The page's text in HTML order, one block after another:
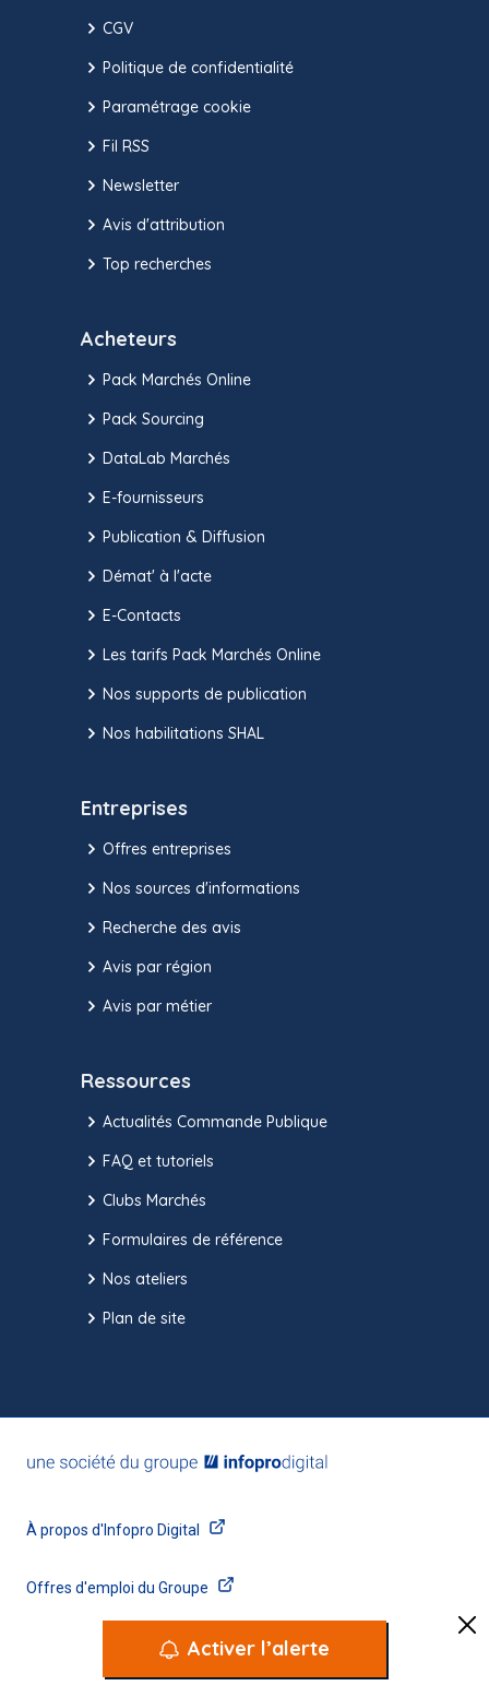
Activer l’alerte
CGV
Politique de confidentialité
Paramétrage cookie
Fil RSS
Newsletter
Avis d'attribution
Top recherches
Acheteurs
Pack Marchés Online
Pack Sourcing
DataLab Marchés
E-fournisseurs
Publication & Diffusion
Démat' à l'acte
E-Contacts
Les tarifs Pack Marchés Online
Nos supports de publication
Nos habilitations SHAL
Entreprises
Offres entreprises
Nos sources d'informations
Recherche des avis
Avis par région
Avis par métier
Ressources
Actualités Commande Publique
FAQ et tutoriels
Clubs Marchés
Formulaires de référence
Nos ateliers
Plan de site